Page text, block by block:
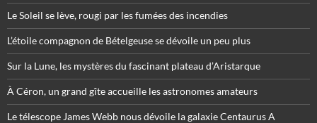
Le Soleil se lève, rougi par les fumées des incendies
L’étoile compagnon de Bételgeuse se dévoile un peu plus
Sur la Lune, les mystères du fascinant plateau d’Aristarque
À Céron, un grand gîte accueille les astronomes amateurs
Le télescope James Webb nous dévoile la galaxie Centaurus A